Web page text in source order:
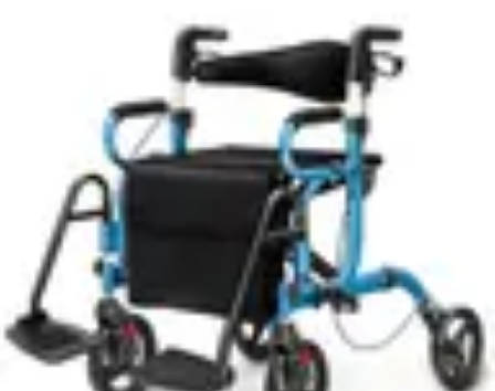
Équipements médicaux Marques et fournisseurs
Équipement à domicile
Meilleur Matériel Médical